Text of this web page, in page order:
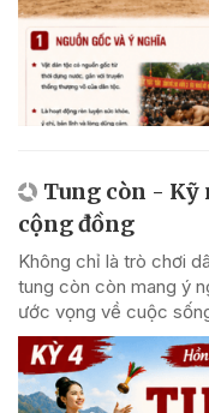
Tung còn - Kỹ
cộng đồng
Không chỉ là trò chơi
tung còn còn mang ý
ước vọng về cuộc